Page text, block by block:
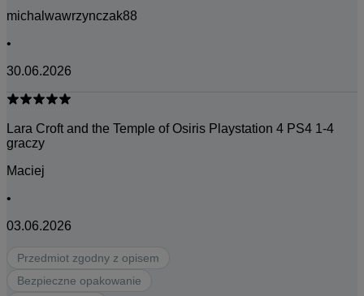
michalwawrzynczak88
•
30.06.2026
Lara Croft and the Temple of Osiris Playstation 4 PS4 1-4
graczy
Maciej
•
03.06.2026
Przedmiot zgodny z opisem
Bezpieczne opakowanie